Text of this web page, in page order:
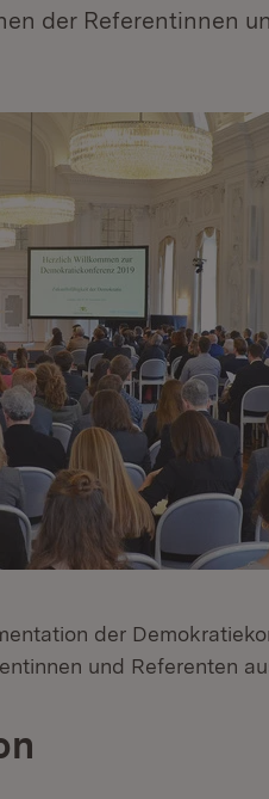
der Referentinnen
der
und Referenten